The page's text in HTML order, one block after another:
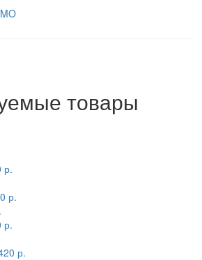
товары
р.
р.
р.
р.